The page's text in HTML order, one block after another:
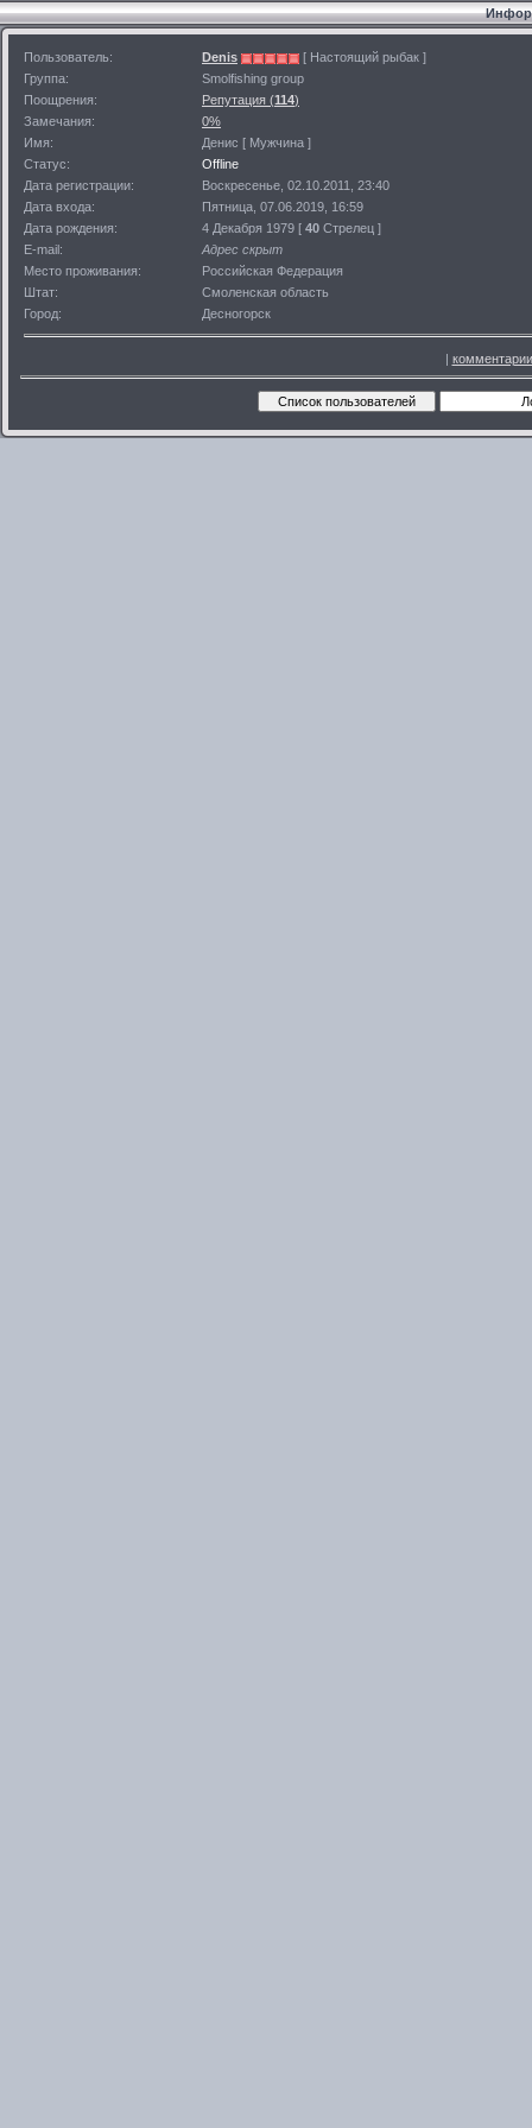
Пользователь: Denis
[ Настоящий рыбак ]
Группа:
Smolfishing group
Поощрения:
Репутация (114)
Замечания:
0%
Имя:
Денис [ Мужчина ]
Статус:
Offline
Дата регистрации:
Воскресенье, 02.10.2011, 23:40
Дата входа:
Пятница, 07.06.2019, 16:59
Дата рождения:
4 Декабря 1979 [ 40 Стрелец ]
E-mail:
Адрес скрыт
Место проживания:
Российская Федерация
Штат:
Смоленская область
Город:
Десногорск
|